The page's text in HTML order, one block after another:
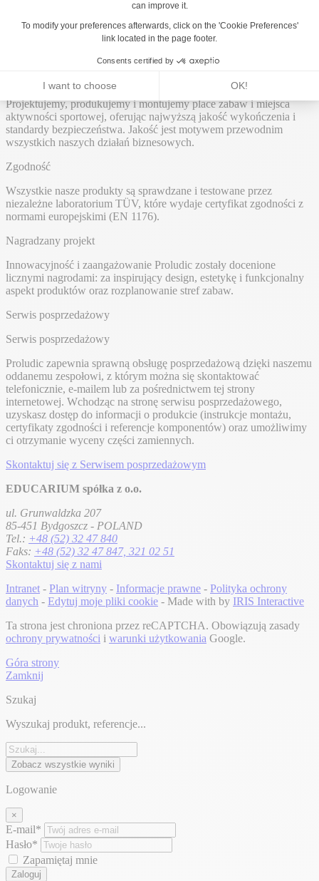
Materiały
Projektujemy, produkujemy i montujemy place zabaw i miejsca
aktywności sportowej, oferując najwyższą jakość wykończenia i
standardy bezpieczeństwa. Jakość jest motywem przewodnim
wszystkich naszych działań biznesowych.
Zgodność
Wszystkie nasze produkty są sprawdzane i testowane przez
niezależne laboratorium TÜV, które wydaje certyfikat zgodności z
normami europejskimi (EN 1176).
Nagradzany projekt
Innowacyjność i zaangażowanie Proludic zostały docenione
licznymi nagrodami: za inspirujący design, estetykę i funkcjonalny
aspekt produktów oraz rozplanowanie stref zabaw.
Serwis posprzedażowy
Serwis posprzedażowy
Proludic zapewnia sprawną obsługę posprzedażową dzięki naszemu
oddanemu zespołowi, z którym można się skontaktować
telefonicznie, e-mailem lub za pośrednictwem tej strony
internetowej. Wchodząc na stronę serwisu posprzedażowego,
uzyskasz dostęp do informacji o produkcie (instrukcje montażu,
certyfikaty zgodności i referencje komponentów) oraz umożliwimy
ci otrzymanie wyceny części zamiennych.
Skontaktuj się z Serwisem posprzedażowym
EDUCARIUM spółka z o.o.
ul. Grunwaldzka 207
85-451 Bydgoszcz - POLAND
Tel.: +48 (52) 32 47 840
Faks: +48 (52) 32 47 847, 321 02 51
Skontaktuj się z nami
Intranet - Plan witryny - Informacje prawne - Polityka ochrony
danych - Edytuj moje pliki cookie - Made with by IRIS Interactive
Ta strona jest chroniona przez reCAPTCHA. Obowiązują zasady
ochrony prywatności i warunki użytkowania Google.
Góra strony
Zamknij
Szukaj
Wyszukaj produkt, referencje...
Zobacz wszystkie wyniki
Logowanie
×
E-mail*
Hasło*
Zapamiętaj mnie
Zaloguj